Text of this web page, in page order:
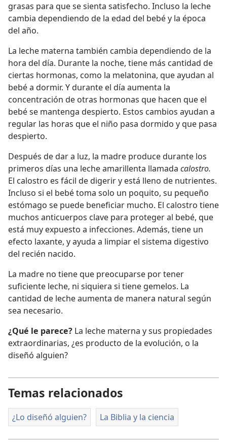
grasas para que se sienta satisfecho. Incluso la leche
cambia dependiendo de la edad del bebé y la época
del año.
La leche materna también cambia dependiendo de la
hora del día. Durante la noche, tiene más cantidad de
ciertas hormonas, como la melatonina, que ayudan al
bebé a dormir. Y durante el día aumenta la
concentración de otras hormonas que hacen que el
bebé se mantenga despierto. Estos cambios ayudan a
regular las horas que el niño pasa dormido y que pasa
despierto.
Después de dar a luz, la madre produce durante los
primeros días una leche amarillenta llamada calostro.
El calostro es fácil de digerir y está lleno de nutrientes.
Incluso si el bebé toma solo un poquito, su pequeño
estómago se puede beneficiar mucho. El calostro tiene
muchos anticuerpos clave para proteger al bebé, que
está muy expuesto a infecciones. Además, tiene un
efecto laxante, y ayuda a limpiar el sistema digestivo
del recién nacido.
La madre no tiene que preocuparse por tener
suficiente leche, ni siquiera si tiene gemelos. La
cantidad de leche aumenta de manera natural según
sea necesario.
¿Qué le parece? La leche materna y sus propiedades
extraordinarias, ¿es producto de la evolución, o la
diseñó alguien?
Temas relacionados
¿Lo diseñó alguien? La Biblia y la ciencia